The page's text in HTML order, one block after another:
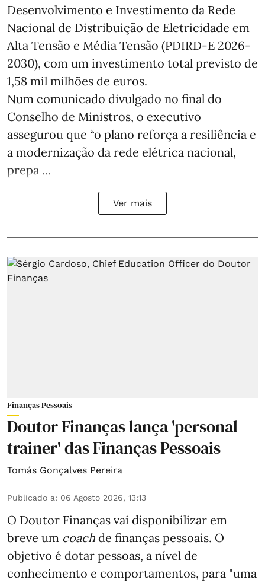
Desenvolvimento e Investimento da Rede
Nacional de Distribuição de Eletricidade em
Alta Tensão e Média Tensão (PDIRD-E 2026-
2030), com um investimento total previsto de
1,58 mil milhões de euros.
Num comunicado divulgado no final do
Conselho de Ministros, o executivo
assegurou que “o plano reforça a resiliência e
a modernização da rede elétrica nacional,
prepa ...
Ver mais
Finanças Pessoais
Doutor Finanças lança 'personal
trainer' das Finanças Pessoais
Tomás Gonçalves Pereira
Publicado a: 06 Agosto 2026, 13:13
O Doutor Finanças vai disponibilizar em
breve um coach de finanças pessoais. O
objetivo é dotar pessoas, a nível de
conhecimento e comportamentos, para "uma